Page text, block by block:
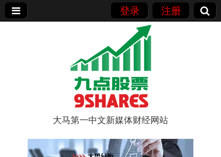
登录 注册
9点股票
大马第一中文新媒体财经网站